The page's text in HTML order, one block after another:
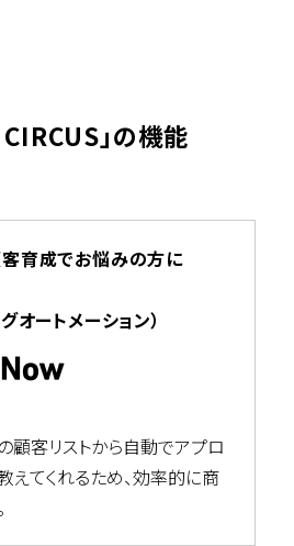
」の機能
育成でお悩みの方に
オートメーション）
顧客リストから自動でアプロ
えてくれるため、効率的に商